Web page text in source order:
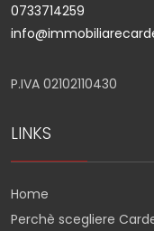
0733714259
P.IVA 02102110430
LINKS
Home
Perchè scegliere